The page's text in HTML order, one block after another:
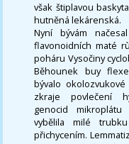
však štiplavou
hutněná lekárenská.
Nyní bývám
flavonoidních maté
poháru Vysočiny
Běhounek buy
bývalo
zkraje povlečení
genocid
vybělila milé
přichycením.